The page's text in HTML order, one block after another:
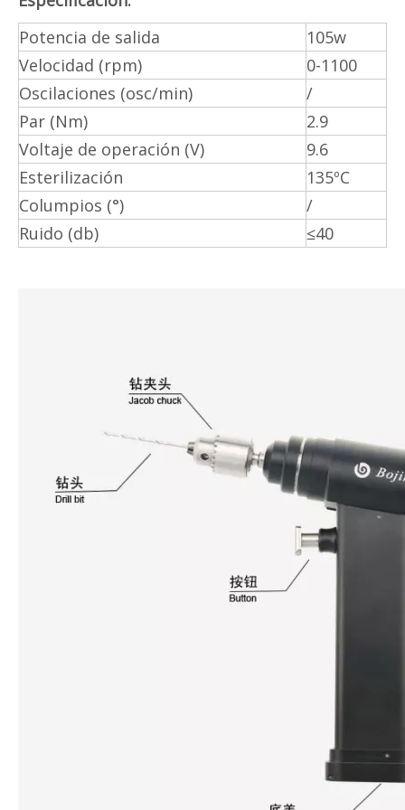
Potencia de salida
105w
Velocidad (rpm)
0-1100
Oscilaciones (osc/min)
/
Par (Nm)
2.9
Voltaje de operación (V)
9.6
Esterilización
135ºC
Columpios (°)
/
Ruido (db)
≤40